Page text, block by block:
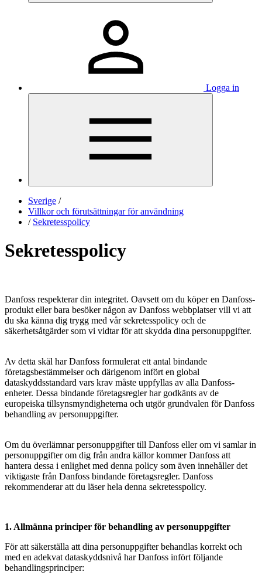
Logga in
Sverige /
Villkor och förutsättningar för användning
/ Sekretesspolicy
Sekretesspolicy
Danfoss respekterar din integritet. Oavsett om du köper en Danfoss-
produkt eller bara besöker någon av Danfoss webbplatser vill vi att
du ska känna dig trygg med vår sekretesspolicy och de
säkerhetsåtgärder som vi vidtar för att skydda dina personuppgifter.
Av detta skäl har Danfoss formulerat ett antal bindande
företagsbestämmelser och därigenom infört en global
dataskyddsstandard vars krav måste uppfyllas av alla Danfoss-
enheter. Dessa bindande företagsregler har godkänts av de
europeiska tillsynsmyndigheterna och utgör grundvalen för Danfoss
behandling av personuppgifter.
Om du överlämnar personuppgifter till Danfoss eller om vi samlar in
personuppgifter om dig från andra källor kommer Danfoss att
hantera dessa i enlighet med denna policy som även innehåller det
viktigaste från Danfoss bindande företagsregler. Danfoss
rekommenderar att du läser hela denna sekretesspolicy.
1. Allmänna principer för behandling av personuppgifter
För att säkerställa att dina personuppgifter behandlas korrekt och
med en adekvat dataskyddsnivå har Danfoss infört följande
behandlingsprinciper: